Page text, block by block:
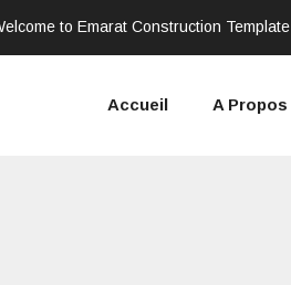
to Emarat Construction Template
Accueil A Propos